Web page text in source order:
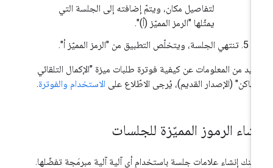
لتفاصيل مكان، ويتمّ إضافته إلى الجلسة التي
يمثّلها "الرمز المميّز (أ)".
تنتهي الجلسة، ويتخلّص التطبيق من "الرمز المميّز أ".
من المعلومات عن كيفية فوترة طلبات ميزة "الإكمال التلقائي
(الإصدار القديم)، يُرجى الاطّلاع علىالاستخدام والفوترة.
الرموز المميّزة للجلسات
إنشاء علامات جلسة باستخدام أي آلية آلية مبرمَجة تفضّلها.